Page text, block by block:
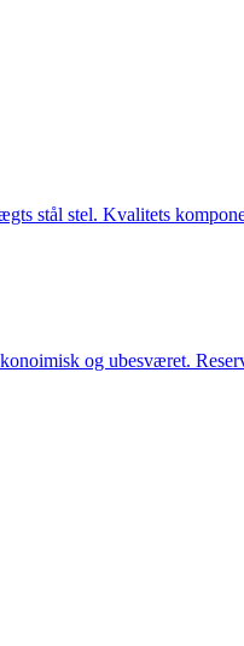
stål stel. Kvalitets
og ubesværet.